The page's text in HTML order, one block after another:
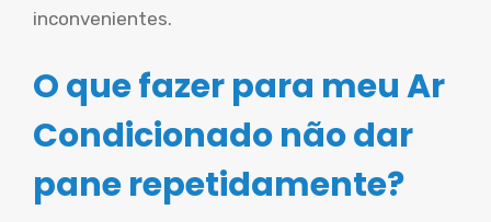
inconvenientes.
O que fazer para meu Ar
Condicionado não dar
pane repetidamente?